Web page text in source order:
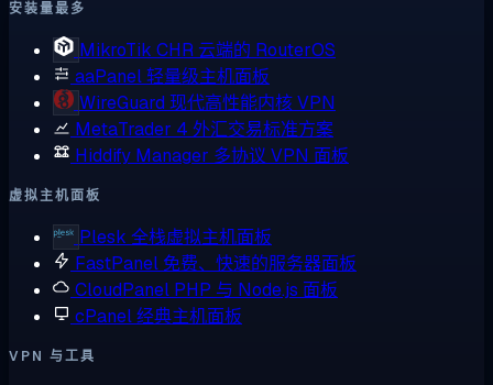
安装量最多
MikroTik CHR 云端的 RouterOS
aaPanel轻量级主机面板
WireGuard 现代高性能内核 VPN
MetaTrader 4 外汇交易标准方案
Hiddify Manager 多协议 VPN 面板
虚拟主机面板
Plesk 全栈虚拟主机面板
FastPanel 免费、快速的服务器面板
CloudPanel PHP 与 Node.js 面板
cPanel经典主机面板
VPN 与工具